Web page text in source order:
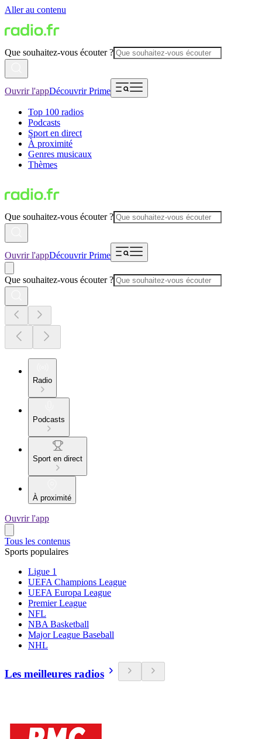
Aller au contenu
Que souhaitez-vous écouter ?
Ouvrir l'appDécouvrir Prime
Top 100 radios
Podcasts
Sport en direct
À proximité
Genres musicaux
Thèmes
Que souhaitez-vous écouter ?
Ouvrir l'appDécouvrir Prime
Que souhaitez-vous écouter ?
Radio
Podcasts
Sport en direct
À proximité
Ouvrir l'app
Tous les contenus
Sports populaires
Ligue 1
UEFA Champions League
UEFA Europa League
Premier League
NFL
NBA Basketball
Major League Baseball
NHL
Les meilleures radios